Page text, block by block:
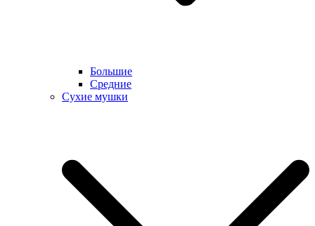
Большие
Средние
Сухие мушки